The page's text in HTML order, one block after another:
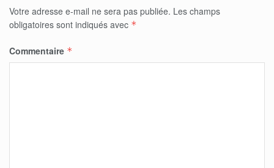
Votre adresse e-mail ne sera pas publiée. Les champs
obligatoires sont indiqués avec *
Commentaire *